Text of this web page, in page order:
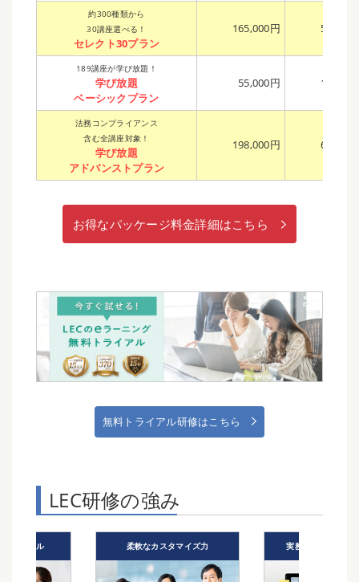
約300種類から
30講座選べる！
セレクト30プラン
165,000円
189講座が学び放題！
学び放題
ベーシックプラン
55,000円
法務コンプライアンス
含む全講座対象！
学び放題
アドバンストプラン
198,000円
お得なパッケージ料金詳細はこちら
無料トライアル研修はこちら
LEC研修の強み
マイズ力 実務・講義経験豊富な講師 法律・会計教育